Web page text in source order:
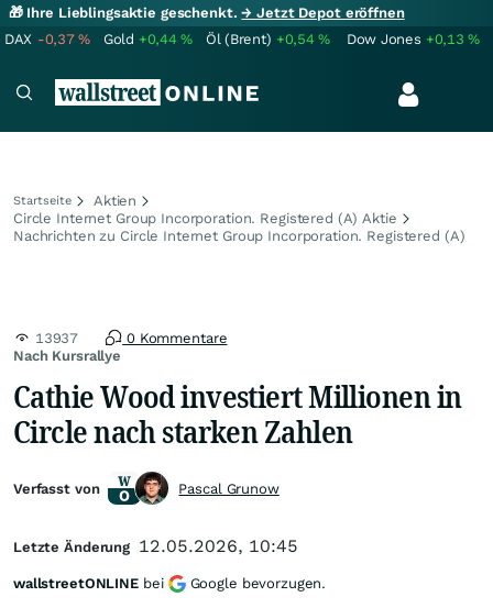
🎁 Ihre Lieblingsaktie geschenkt.→ Jetzt Depot eröffnen
DAX -0,37% Gold +0,44% Öl (Brent) +0,54% Dow Jones +0,13%
Startseite
Aktien
Circle Internet Group Incorporation. Registered (A) Aktie
Nachrichten zu Circle Internet Group Incorporation. Registered (A)
Nach Kursrallye
13937 0 Kommentare
Cathie Wood investiert Millionen in
Circle nach starken Zahlen
Verfasst von Pascal Grunow
Letzte Änderung 12.05.2026, 10:45
wallstreetONLINE bei Google bevorzugen.